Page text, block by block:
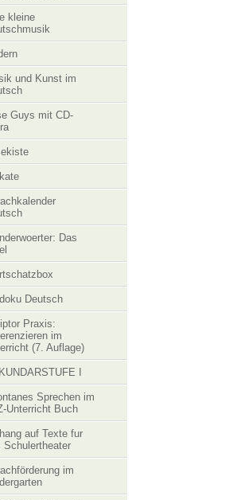
kleine
und Kunst im
Guys mit CD-
Das
Deutsch
Praxis:
im
(7. Auflage)
I
Sprechen im
Unterricht Buch
auf Texte fur
Schulertheater
im